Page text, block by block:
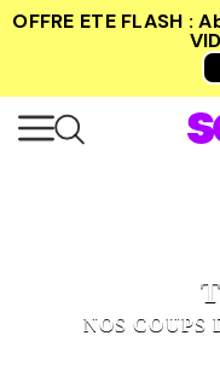
OFFRE ETE FLASH
NOS